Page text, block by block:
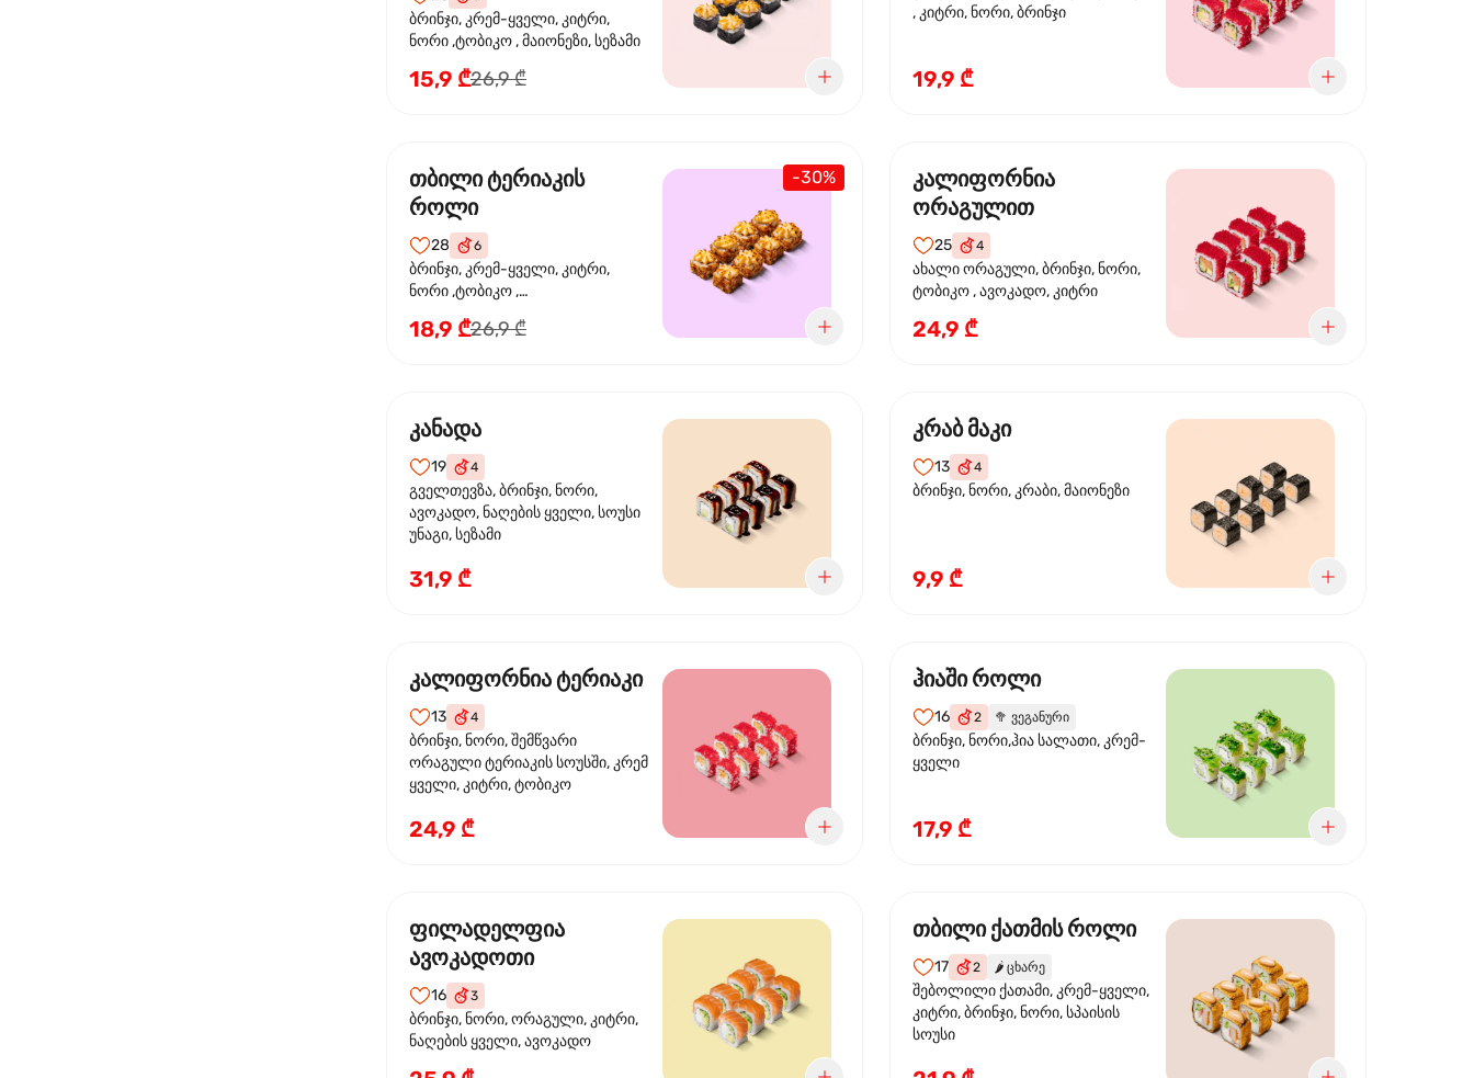
ბრინჯი, კრემ-ყველი, კიტრი,
ნორი ,ტობიკო , მაიონეზი, სეზამი
15,9 ₾26,9 ₾
, კიტრი, ნორი, ბრინჯი
19,9 ₾
-30%
თბილი ტერიაკის
როლი
28 6
ბრინჯი, კრემ-ყველი, კიტრი,
ნორი ,ტობიკო ,
სეზამი, ტერიაკის სოუსი
18,9 ₾26,9 ₾
კალიფორნია
ორაგულით
25 4
ახალი ორაგული, ბრინჯი, ნორი,
ტობიკო , ავოკადო, კიტრი
24,9 ₾
კანადა
19 4
გველთევზა, ბრინჯი, ნორი,
ავოკადო, ნაღების ყველი, სოუსი
უნაგი, სეზამი
31,9 ₾
კრაბ მაკი
13 4
ბრინჯი, ნორი, კრაბი, მაიონეზი
9,9 ₾
კალიფორნია ტერიაკი
13 4
ბრინჯი, ნორი, შემწვარი
ორაგული ტერიაკის სოუსში, კრემ
ყველი, კიტრი, ტობიკო
24,9 ₾
ჰიაში როლი
16 2 🥦 ვეგანური
ბრინჯი, ნორი,ჰია სალათი, კრემ-
ყველი
17,9 ₾
ფილადელფია
ავოკადოთი
16 3
ბრინჯი, ნორი, ორაგული, კიტრი,
ნაღების ყველი, ავოკადო
თბილი ქათმის როლი
17 2 🌶️ ცხარე
შებოლილი ქათამი, კრემ-ყველი,
კიტრი, ბრინჯი, ნორი, სპაისის
სოუსი